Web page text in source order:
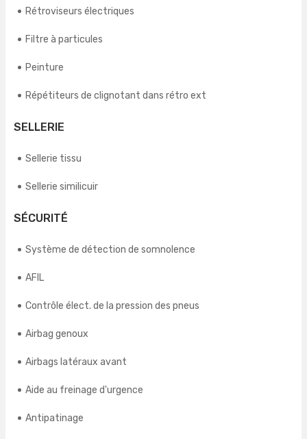
Rétroviseurs électriques
Filtre à particules
Peinture
Répétiteurs de clignotant dans rétro ext
SELLERIE
Sellerie tissu
Sellerie similicuir
SÉCURITÉ
Système de détection de somnolence
AFIL
Contrôle élect. de la pression des pneus
Airbag genoux
Airbags latéraux avant
Aide au freinage d'urgence
Antipatinage